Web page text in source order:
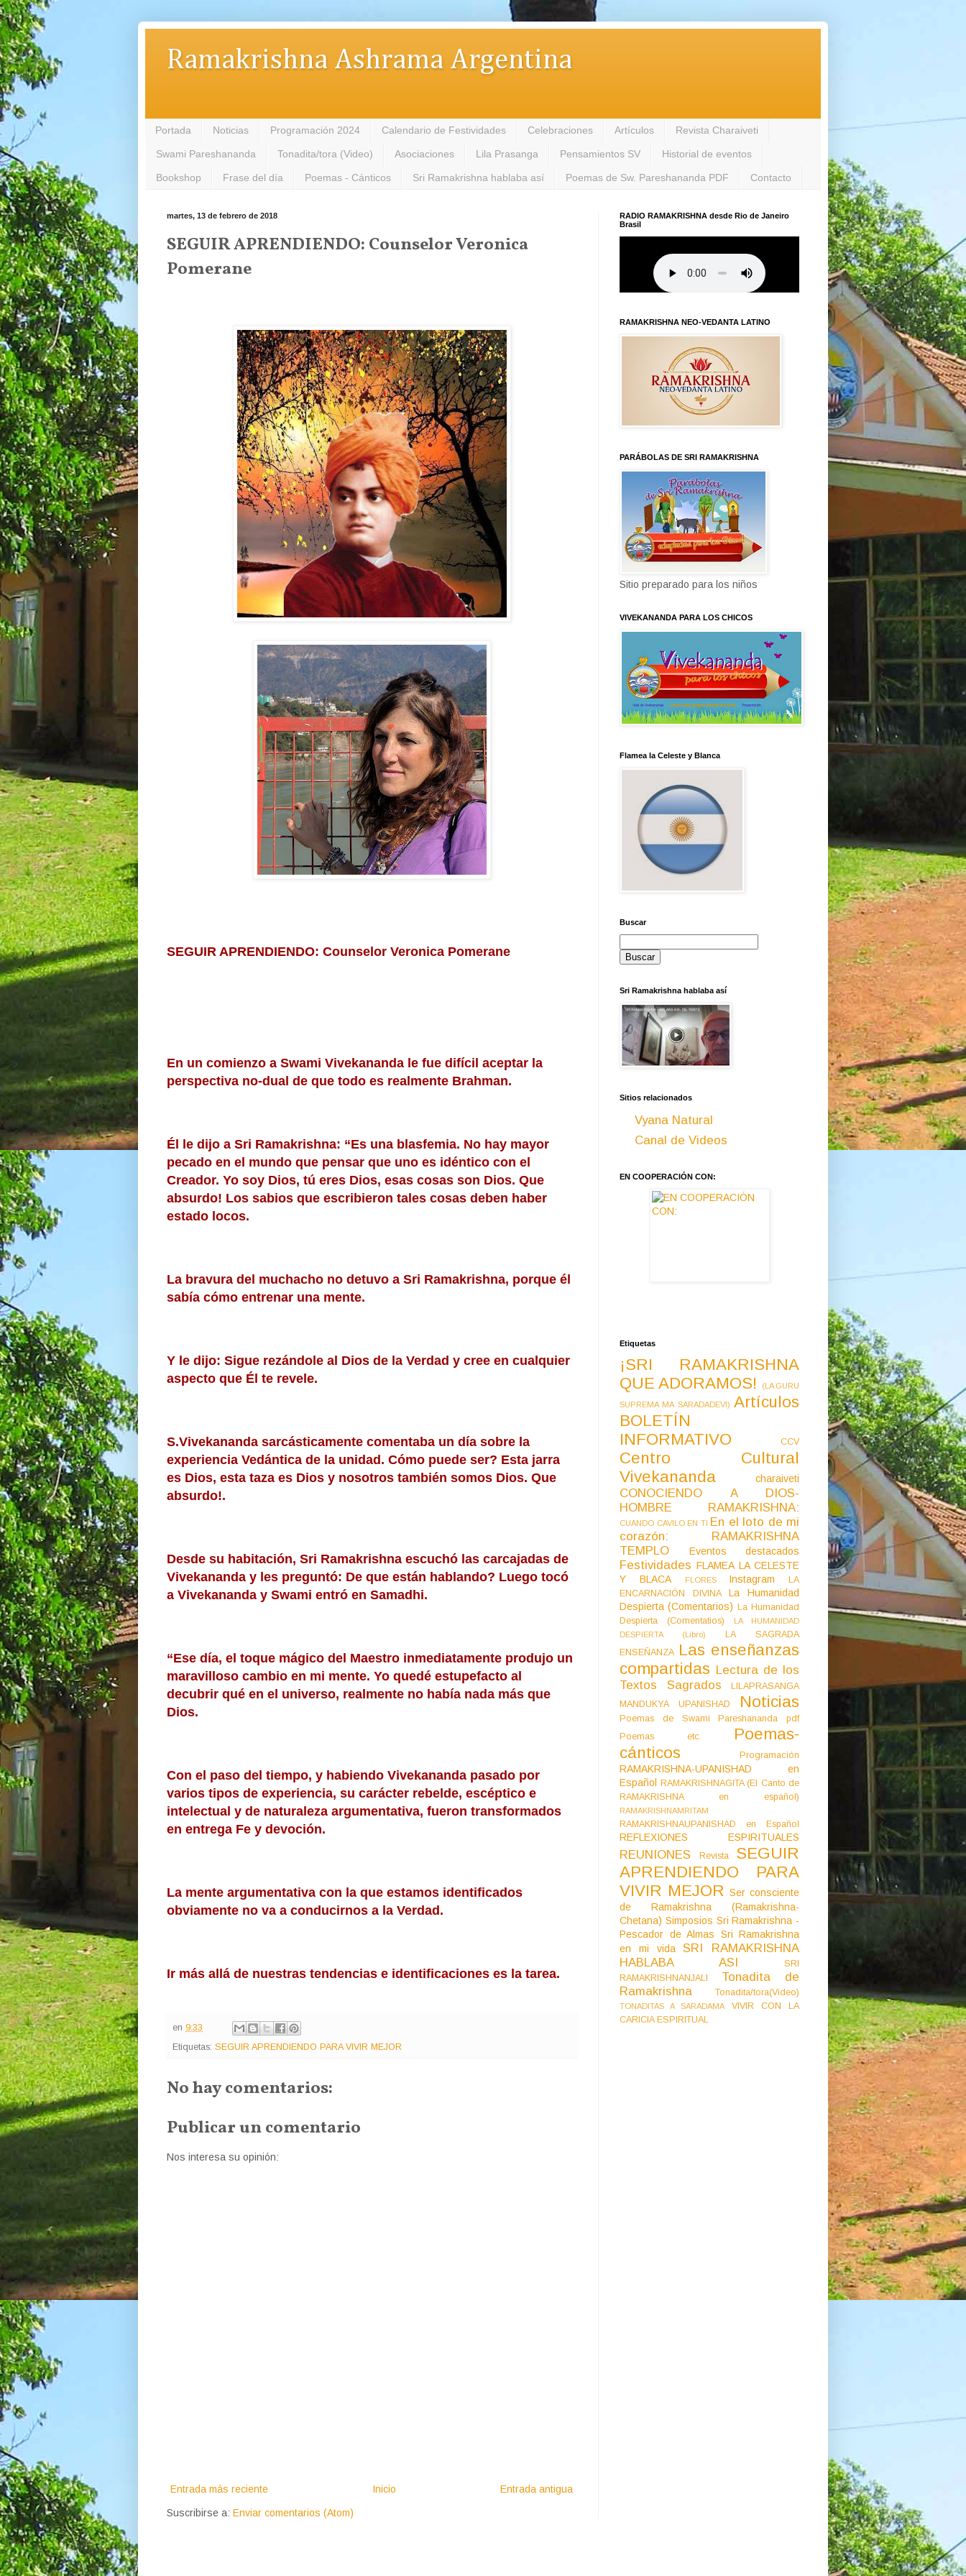
Ramakrishna Ashrama Argentina
Portada Noticias Programación 2024 Calendario de Festividades Celebraciones Artículos Revista Charaiveti
Swami Pareshananda Tonadita/tora (Video) Asociaciones Lila Prasanga Pensamientos SV Historial de eventos
Bookshop Frase del día Poemas - Cánticos Sri Ramakrishna hablaba así Poemas de Sw. Pareshananda PDF Contacto
martes, 13 de febrero de 2018
SEGUIR APRENDIENDO: Counselor Veronica
Pomerane
SEGUIR APRENDIENDO: Counselor Veronica Pomerane
En un comienzo a Swami Vivekananda le fue difícil aceptar la
perspectiva no-dual de que todo es realmente Brahman.
Él le dijo a Sri Ramakrishna: “Es una blasfemia. No hay mayor
pecado en el mundo que pensar que uno es idéntico con el
Creador. Yo soy Dios, tú eres Dios, esas cosas son Dios. Que
absurdo! Los sabios que escribieron tales cosas deben haber
estado locos.
La bravura del muchacho no detuvo a Sri Ramakrishna, porque él
sabía cómo entrenar una mente.
Y le dijo: Sigue rezándole al Dios de la Verdad y cree en cualquier
aspecto que Él te revele.
S.Vivekananda sarcásticamente comentaba un día sobre la
experiencia Vedántica de la unidad. Cómo puede ser? Esta jarra
es Dios, esta taza es Dios y nosotros también somos Dios. Que
absurdo!.
Desde su habitación, Sri Ramakrishna escuchó las carcajadas de
Vivekananda y les preguntó: De que están hablando? Luego tocó
a Vivekananda y Swami entró en Samadhi.
“Ese día, el toque mágico del Maestro inmediatamente produjo un
maravilloso cambio en mi mente. Yo quedé estupefacto al
decubrir qué en el universo, realmente no había nada más que
Dios.
Con el paso del tiempo, y habiendo Vivekananda pasado por
varios tipos de experiencia, su carácter rebelde, escéptico e
intelectual y de naturaleza argumentativa, fueron transformados
en entrega Fe y devoción.
La mente argumentativa con la que estamos identificados
obviamente no va a conducirnos a la Verdad.
Ir más allá de nuestras tendencias e identificaciones es la tarea.
en 9:33
Etiquetas: SEGUIR APRENDIENDO PARA VIVIR MEJOR
No hay comentarios:
Publicar un comentario
Nos interesa su opinión:
Entrada más reciente Entrada antigua
Inicio
Suscribirse a: Enviar comentarios (Atom)
RADIO RAMAKRISHNA desde Rio de Janeiro
Brasil
RAMAKRISHNA NEO-VEDANTA LATINO
PARÁBOLAS DE SRI RAMAKRISHNA
Sitio preparado para los niños
VIVEKANANDA PARA LOS CHICOS
Flamea la Celeste y Blanca
Buscar
Sri Ramakrishna hablaba así
Sitios relacionados
Vyana Natural
Canal de Videos
EN COOPERACIÓN CON:
Etiquetas
¡SRI RAMAKRISHNA
QUE ADORAMOS!
(LA GURU
SUPREMA MA SARADADEVI) Artículos
BOLETÍN
INFORMATIVO
CCV
Centro Cultural
Vivekananda
charaiveti
CONOCIENDO A DIOS-
HOMBRE RAMAKRISHNA:
CUANDO CAVILO EN TI En el loto de mi
corazón: RAMAKRISHNA
TEMPLO
Eventos destacados
Festividades FLAMEA LA CELESTE
Y BLACA
FLORES Instagram
LA
ENCARNACIÓN DIVINA
La Humanidad
Despierta (Comentarios)
La Humanidad
Despierta (Comentatios)
LA HUMANIDAD
DESPIERTA (Libro)
LA SAGRADA
ENSEÑANZA Las enseñanzas
compartidas Lectura de los
Textos Sagrados
LILAPRASANGA
MANDUKYA UPANISHAD
Noticias
Poemas de Swami Pareshananda pdf
Poemas etc.
Poemas-
cánticos
Programación
RAMAKRISHNA-UPANISHAD en
Español
RAMAKRISHNAGITA (El Canto de
RAMAKRISHNA en español)
RAMAKRISHNAMRITAM
RAMAKRISHNAUPANISHAD en Español
REFLEXIONES ESPIRITUALES
REUNIONES Revista
SEGUIR
APRENDIENDO PARA
VIVIR MEJOR Ser consciente
de Ramakrishna (Ramakrishna-
Chetana) Simposios Sri Ramakrishna -
Pescador de Almas
Sri Ramakrishna
en mi vida
SRI RAMAKRISHNA
HABLABA ASI
SRI
RAMAKRISHNANJALI
Tonadita de
Ramakrishna
Tonadita/tora(Video)
TONADITAS A SARADAMA
VIVIR CON LA
CARICIA ESPIRITUAL